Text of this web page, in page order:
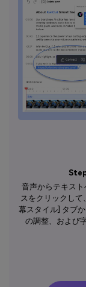
音声からテキス
スをクリックし
幕スタイル] タブ
の調整、および